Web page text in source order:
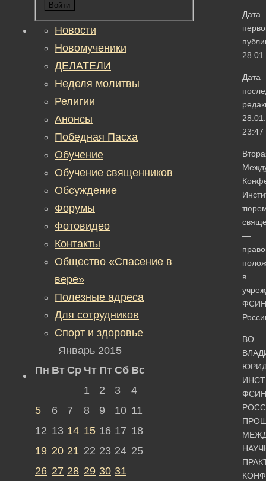
Дата
Дата
23:47
—
в
ФСИН
ВО
ФСИН
Войти
Новости
Новомученики
ДЕЛАТЕЛИ
Неделя молитвы
Религии
Анонсы
Победная Пасха
Обучение
Обучение священников
Обсуждение
Форумы
Фотовидео
Контакты
Общество «Спасение в
вере»
Полезные адреса
Для сотрудников
Спорт и здоровье
Январь 2015
Пн Вт Ср Чт Пт Сб Вс
1
2 3
4
5
6 7 8 9 10 11
12 13 14 15 16 17 18
19 20 21 22 23 24 25
26 27 28 29 30 31